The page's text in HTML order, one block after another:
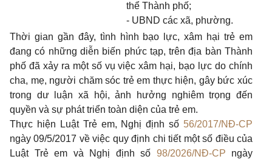
thể Thành phố;
- UBND các xã, phường.
Thời gian gần đây, tình hình bạo lực, xâm hại trẻ em
đang có những diễn biến phức tạp, trên địa bàn Thành
phố đã xảy ra một số vụ việc xâm hại, bạo lực do chính
cha, mẹ, người chăm sóc trẻ em thực hiện, gây bức xúc
trong dư luận xã hội, ảnh hưởng nghiêm trọng đến
quyền và sự phát triển toàn diện của trẻ em.
Thực hiện Luật Trẻ em, Nghị định số 56/2017/NĐ-CP
ngày 09/5/2017 về việc quy định chi tiết một số điều của
Luật Trẻ em và Nghị định số 98/2026/NĐ-CP ngày